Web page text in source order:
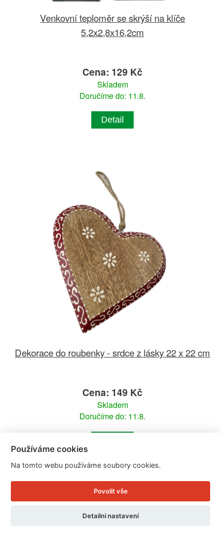
Venkovní teploměr se skrýší na klíče
5,2x2,8x16,2cm
Cena: 129 Kč
Skladem
Doručíme do: 11.8.
Detail
Dekorace do roubenky - srdce z lásky 22 x 22 cm
Cena: 149 Kč
Skladem
Doručíme do: 11.8.
Používáme cookies
Na tomto webu používáme soubory cookies.
Povolit vše
Detailní nastavení